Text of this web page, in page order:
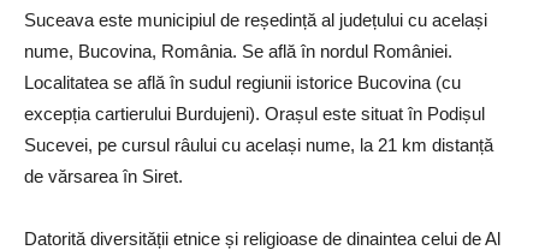
Suceava este municipiul de reședință al județului cu același
nume, Bucovina, România. Se află în nordul României.
Localitatea se află în sudul regiunii istorice Bucovina (cu
excepția cartierului Burdujeni). Orașul este situat în Podișul
Sucevei, pe cursul râului cu același nume, la 21 km distanță
de vărsarea în Siret.
Datorită diversității etnice și religioase de dinaintea celui de Al